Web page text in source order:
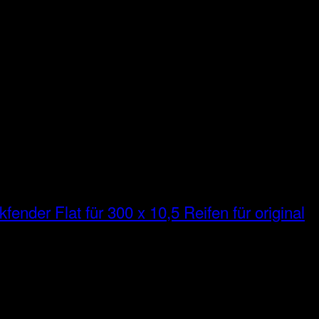
Flat für 300 x 10,5 Reifen für original